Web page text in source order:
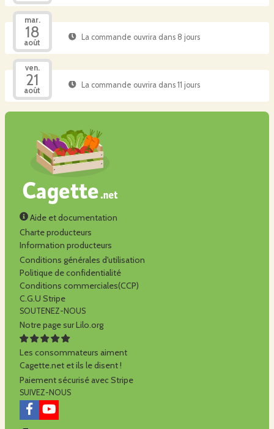
mar.
18
août
La commande ouvrira dans 8 jours
ven.
21
août
La commande ouvrira dans 11 jours
Aide et documentation
Charte producteurs
Information producteurs
Conditions générales d'utilisation
Politique de confidentialité
Conditions commerciales(CCP)
C.G.U Stripe
SOUTENEZ-NOUS
Notre page sur Lilo.org
Les consommateurs aiment
Cagette.net et ils le disent !
Paiement sécurisé avec Stripe
SUIVEZ-NOUS